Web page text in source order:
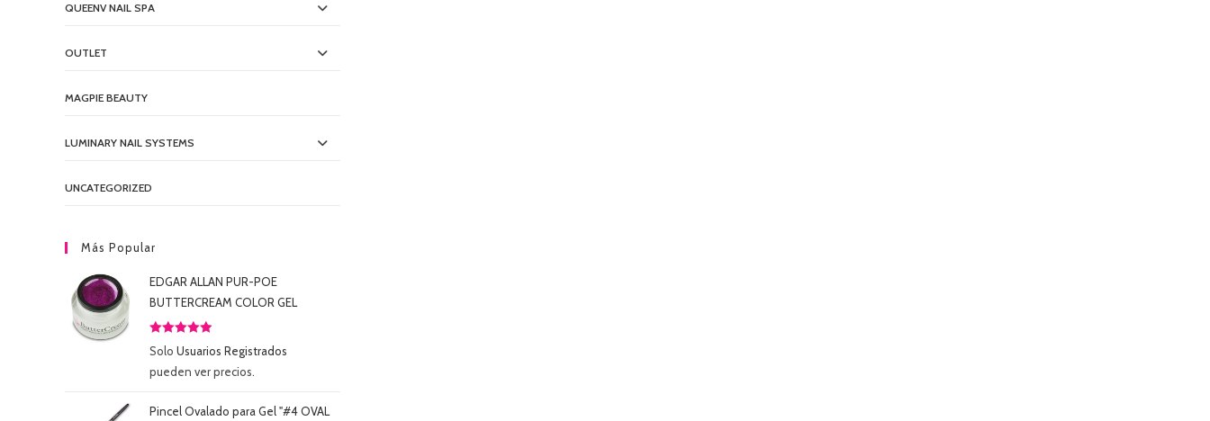
QUEENV NAIL SPA
OUTLET
MAGPIE BEAUTY
LUMINARY NAIL SYSTEMS
UNCATEGORIZED
Más Popular
EDGAR ALLAN PUR-POE
BUTTERCREAM COLOR GEL
Valorado
5.00
5
Solo Usuarios Registrados
pueden ver precios.
Pincel Ovalado para Gel "#4 OVAL